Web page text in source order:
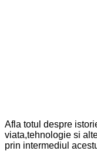
Afla totul despre
viata,tehnologie si
prin intermediul